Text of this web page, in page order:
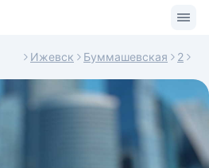
Ижевск Буммашевская 2